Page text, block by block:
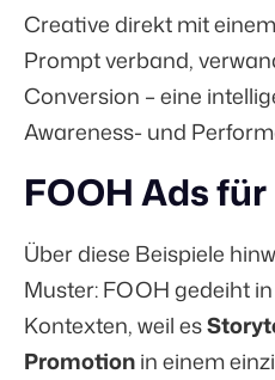
Creative direkt mit
Prompt verband,
Conversion – eine
Awareness- und
FOOH Ads
Über diese Beispiele
Muster: FOOH gedeiht
Kontexten, weil es
Promotionin einem